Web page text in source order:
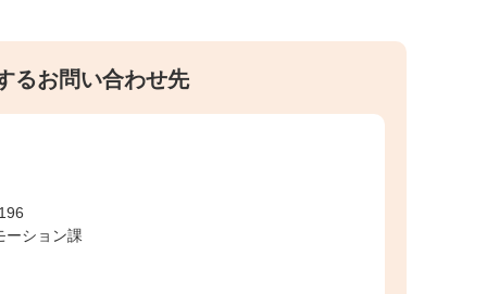
るお問い合わせ先
ーション課